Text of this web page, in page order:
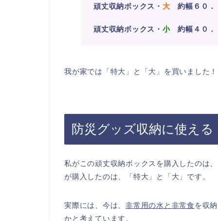
頑丈収納ボックス・ 大 約幅６０．
頑丈収納ボックス・ 小約幅４０．
我が家では「特大」と「大」を買いました！
防災グッズ収納に使える
私がこの頑丈収納ボックスを購入したのは
が購入したのは、「特大」と「大」です。
実際には、今は、非常用の水と非常食 を収
かと考えています。